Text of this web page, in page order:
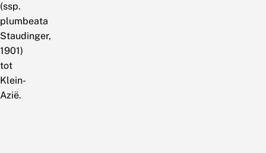
(ssp.
plumbeata
Staudinger,
1901)
tot
Klein-
Azië.